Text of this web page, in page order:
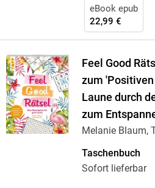
eBook epub
22,99 €
Feel Good
zum
Laune durch
zum
Melanie Blaum,
Taschenbuch
Sofort lieferbar